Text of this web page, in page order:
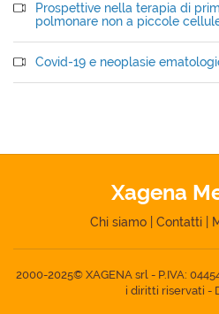
Prospettive nella terapia di
polmonare non a piccole
Covid-19 e neoplasie
Xagena
Chi siamo Contatti
2000-2025© XAGENA srl - P.IVA:
i diritti riservati -